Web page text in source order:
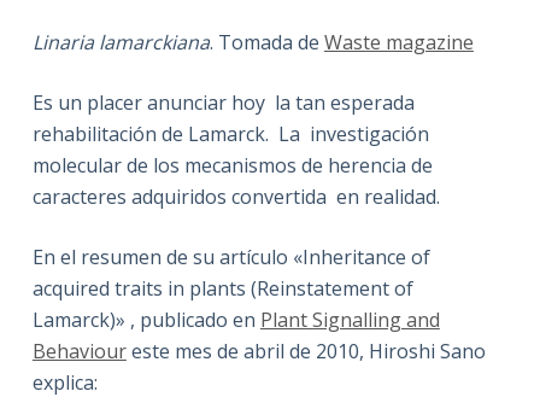
Linaria lamarckiana. Tomada de Waste magazine
Es un placer anunciar hoy la tan esperada
rehabilitación de Lamarck. La investigación
molecular de los mecanismos de herencia de
caracteres adquiridos convertida en realidad.
En el resumen de su artículo «Inheritance of
acquired traits in plants (Reinstatement of
Lamarck)» , publicado en Plant Signalling and
Behavioureste mes de abril de 2010, Hiroshi Sano
explica: